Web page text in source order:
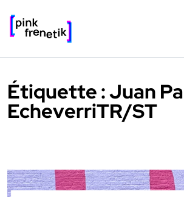
Étiquette :Juan
EcheverriTR/ST